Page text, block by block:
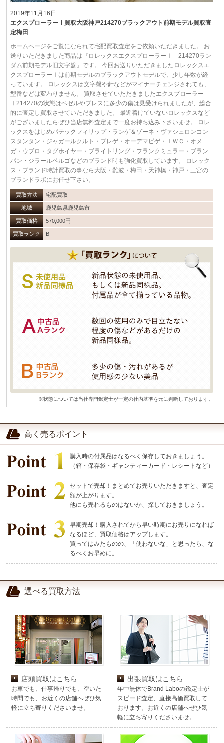
2019年11月16日
エクスプローラーⅠ買取大阪神戸214270ブラックアウト前期モデル買取査
定梅田
ホームページをご覧になられて宅配買取査定をご依頼いただきました。 お
送りいただきました商品は『ロレックスエクスプローラーⅠ 214270ラン
ダム前期モデル旧文字盤』です。 今回お送りいただきましたロレックスエ
クスプローラーⅠは前期モデルのブラックアウトモデルで、少し年数が経
っています。 ロレックスは文字盤や針などがマイナーチェンジされても、
型番などは変わりません。 買取させていただきましたエクスプローラー
Ⅰ214270の状態はベゼルやブレスに多少の傷は見受けられましたが、総合
的に査定し買取させていただきました。 最近着けていないロレックスなど
がございましたらぜひ当店無料査定まで一度お持ち込み下さいませ。 ロレ
ックスをはじめパテックフィリップ・ランゲ＆ゾーネ・ヴァシュロンコン
スタンタン・ジャガールクルト・ブレゲ・オーデマピゲ・ＩＷＣ・オメ
ガ・ウブロ・タグホイヤー・ブライトリング・フランクミュラー・ブラン
パン・ジラールペルゴなどのブランド時も強化買取しています。 ロレック
ス・ブランド時計買取の事なら大阪・難波・梅田・天神橋・神戸・三宮の
ブランドラボにお任せ下さい。
買取方法 宅配買取
地域 鹿児島県鹿児島市
買取価格 570,000円
買取ランク B
※状態については当社専門鑑定士が一定の社内基準を元に判断しております。
高く売るポイント
購入時の付属品はなるべく保存しておきましょう。
（箱・保存袋・ギャンティーカード・レシートなど）
セットで売却！まとめてお売りいただきますと、査定
額が上がります。
他にも売れるものはないか、探しておきましょう。
早期売却！購入されてから早い時期にお売りになれば
なるほど、買取価格はアップします。
買ってはみたものの、「使わないな」と思ったら、な
るべくお早めに。
選べる買取方法
店頭買取はこちら
お車でも、仕事帰りでも、空いた
時間でも、お近くの店舗へぜひ気
軽に立ち寄りくださいませ。
出張買取はこちら
年中無休でBrand Laboの鑑定士が
スピード査定、直接高価買取して
おります。お近くの店舗へぜひ気
軽に立ち寄りくださいませ。